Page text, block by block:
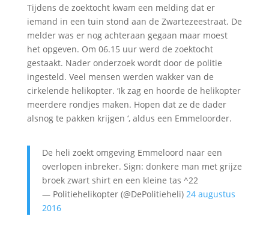
Tijdens de zoektocht kwam een melding dat er
iemand in een tuin stond aan de Zwartezeestraat. De
melder was er nog achteraan gegaan maar moest
het opgeven. Om 06.15 uur werd de zoektocht
gestaakt. Nader onderzoek wordt door de politie
ingesteld. Veel mensen werden wakker van de
cirkelende helikopter. ‘Ik zag en hoorde de helikopter
meerdere rondjes maken. Hopen dat ze de dader
alsnog te pakken krijgen ‘, aldus een Emmeloorder.
De heli zoekt omgeving Emmeloord naar een
overlopen inbreker. Sign: donkere man met grijze
broek zwart shirt en een kleine tas ^22
— Politiehelikopter (@DePolitieheli) 24 augustus
2016